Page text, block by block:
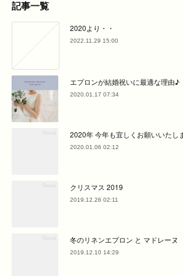
記事一覧
2020より・・
2022.11.29 15:00
エプロンが結婚祝いに最適な理由♪
2020.01.17 07:34
2020年 今年も宜しくお願いいたし
2020.01.06 02:12
クリスマス 2019
2019.12.26 02:11
冬のリネンエプロン と マドレーヌ
2019.12.10 14:29